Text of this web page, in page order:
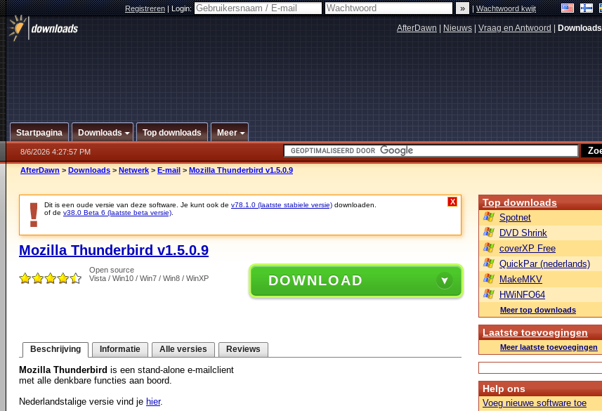
Registreren|Login: |Wachtwoord kwijt
AfterDawn Nieuws Vraag en Antwoord Downloads
Startpagina Downloads Top downloads Meer
8/6/2026 4:27:57 PM
AfterDawn > Downloads > Netwerk > E-mail > Mozilla Thunderbird v1.5.0.9
Dit is een oude versie van deze software. Je kunt ook de v78.1.0 (laatste stabiele versie) downloaden.
of de v38.0 Beta 6 (laatste beta versie)
X
Mozilla Thunderbird v1.5.0.9
Open source
Vista / Win10 / Win7 / Win8 / WinXP
DOWNLOAD
Beschrijving Informatie Alle versies Reviews
Mozilla Thunderbird is een stand-alone e-mailclient
met alle denkbare functies aan boord.
Nederlandstalige versie vind je hier.
Top downloads
Spotnet
DVD Shrink
coverXP Free
QuickPar (nederlands)
MakeMKV
HWiNFO64
Meer top downloads
Laatste toevoegingen
Meer laatste toevoegingen
Help ons
Voeg nieuwe software toe